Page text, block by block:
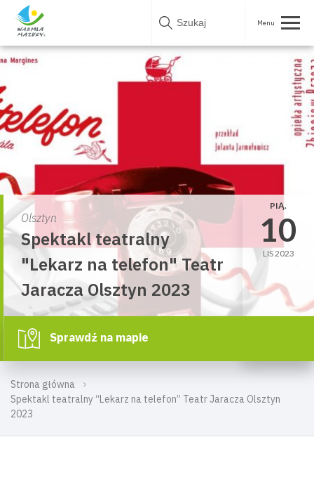
Skip
Strona główna
Spektakl teatralny “Lekarz na telefon” Teatr Jaracza Olsztyn
2023
Olsztyn
Spektakl teatralny
"Lekarz na telefon" Teatr
Jaracza Olsztyn 2023
PIĄ.
10
LIS 2023
Sprawdź na mapie